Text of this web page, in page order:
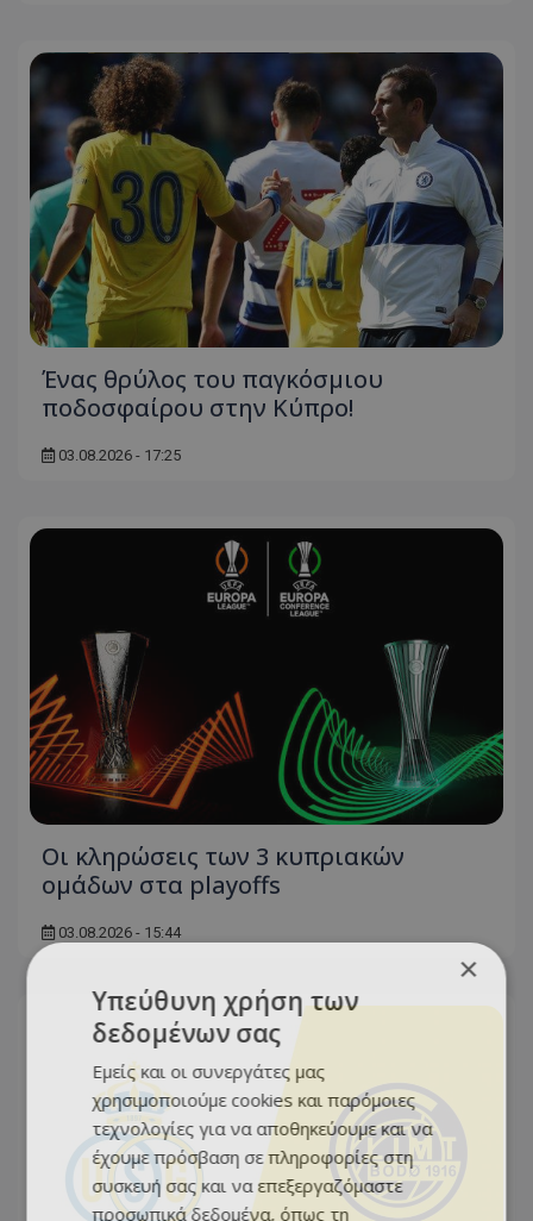
Ένας θρύλος του παγκόσμιου
ποδοσφαίρου στην Κύπρο!
03.08.2026 - 17:25
Οι κληρώσεις των 3 κυπριακών
ομάδων στα playoffs
03.08.2026 - 15:44
×
Υπεύθυνη χρήση των
δεδομένων σας
Εμείς και οι συνεργάτες μας
χρησιμοποιούμε cookies και παρόμοιες
τεχνολογίες για να αποθηκεύουμε και να
έχουμε πρόσβαση σε πληροφορίες στη
συσκευή σας και να επεξεργαζόμαστε
προσωπικά δεδομένα, όπως τη